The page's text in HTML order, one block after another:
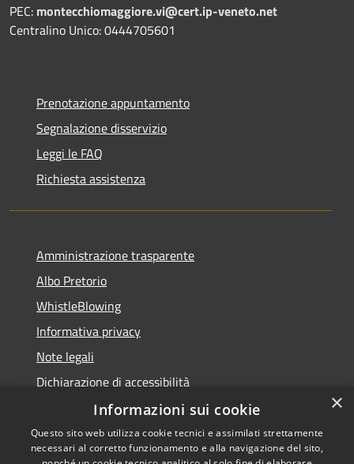
PEC: montecchiomaggiore.vi@cert.ip-veneto.net
Centralino Unico: 0444705601
Prenotazione appuntamento
Segnalazione disservizio
Leggi le FAQ
Richiesta assistenza
Amministrazione trasparente
Albo Pretorio
WhistleBlowing
Informativa privacy
Note legali
Dichiarazione di accessibilità
×
Informazioni sui cookie
Questo sito web utilizza cookie tecnici e assimilati strettamente
necessari al corretto funzionamento e alla navigazione del sito,